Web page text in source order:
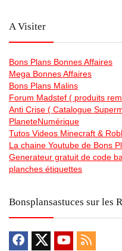
A Visiter
Bons Plans Bonnes Affaires
Mega Bonnes Affaires
Bons Plans Malins
Forum Madstef ( produits
Anti Crise ( Catalogue
PlaneteNumérique
Tutos Videos Minecraft &
La chaine Youtube de Bons
Generateur gratuit de code
planches étiquettes
Bonsplansastuces sur les